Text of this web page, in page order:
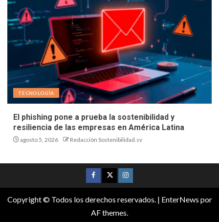
TECNOLOGÍA
El phishing pone a prueba la sostenibilidad y
resiliencia de las empresas en América Latina
agosto 5, 2026 Redacción Sostenibilidad.sv
Copyright © Todos los derechos reservados. | EnterNews por
AF themes.